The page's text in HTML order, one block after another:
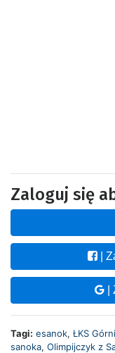
Zaloguj się
|
|
Tagi: esanok, ŁKS
sanoka, Olimpijczyk z